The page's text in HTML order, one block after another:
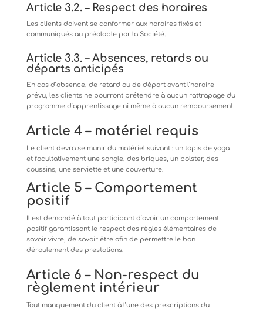
Article 3.2. – Respect des horaires
Les clients doivent se conformer aux horaires fixés et
communiqués au préalable par la Société.
Article 3.3. – Absences, retards ou
départs anticipés
En cas d’absence, de retard ou de départ avant l’horaire
prévu, les clients ne pourront prétendre à aucun rattrapage du
programme d’apprentissage ni même à aucun remboursement.
Article 4 – matériel requis
Le client devra se munir du matériel suivant : un tapis de yoga
et facultativement une sangle, des briques, un bolster, des
coussins, une serviette et une couverture.
Article 5 – Comportement
positif
Il est demandé à tout participant d’avoir un comportement
positif garantissant le respect des règles élémentaires de
savoir vivre, de savoir être afin de permettre le bon
déroulement des prestations.
Article 6 – Non-respect du
règlement intérieur
Tout manquement du client à l’une des prescriptions du